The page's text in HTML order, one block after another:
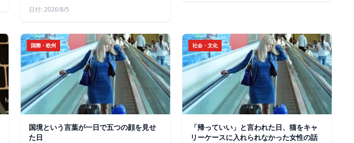
日付: 2026/8/5
国際・欧州
国境という言葉が一日で五つの顔を見せ
た日
社会・文化
「帰っていい」と言われた日、猫をキャ
リーケースに入れられなかった女性の話